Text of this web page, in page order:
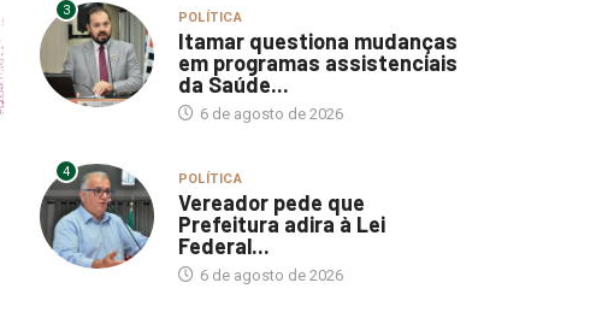
3 POLÍTICA
Itamar questiona mudanças
em programas assistenciais
da Saúde...
6 de agosto de 2026
4 POLÍTICA
Vereador pede que
Prefeitura adira à Lei
Federal...
6 de agosto de 2026